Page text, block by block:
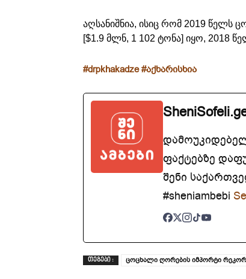
აღსანიშნია, ისიც რომ 2019 წელს
[$1.9 მლნ, 1 102 ტონა] იყო, 2018
#drpkhakadze #აქხარისხია
ფაქტებზე
შენი
#sheniambebi
ᲗᲔᲒᲔᲑᲘ : ცოცხალი ღორების იმპორტი